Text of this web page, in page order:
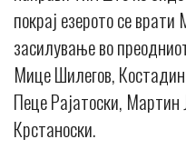
покрај езерото се
засилување во
Мице Шилегов,
Пеце Рајатоски, Мартин
Крстаноски.